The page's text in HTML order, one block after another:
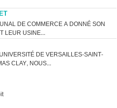
DE COMMERCE A DONNÉ SON
LEUR USINE...
DE VERSAILLES-SAINT-
CLAY, NOUS...